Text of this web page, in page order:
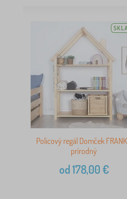
Policový regál Domček
prírodný
od178,00€